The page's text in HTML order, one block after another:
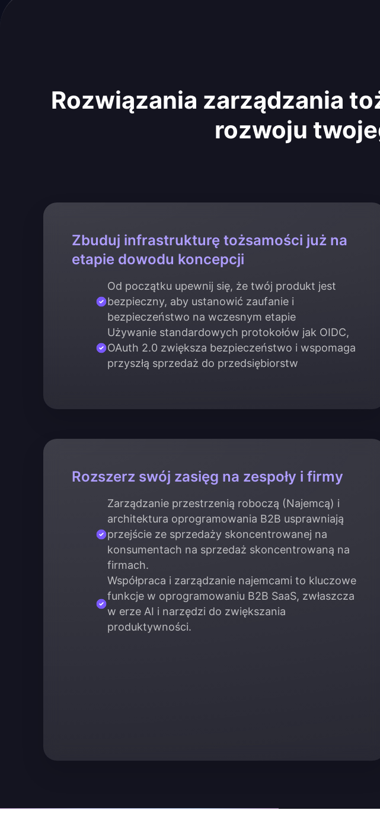
Rozwiązania zarządzania
rozwoju
Zbuduj infrastrukturę tożsamości już na
etapie dowodu koncepcji
Od początku upewnij się, że twój produkt jest
bezpieczny, aby ustanowić zaufanie i
bezpieczeństwo na wczesnym etapie
Używanie standardowych protokołów jak OIDC,
OAuth 2.0 zwiększa bezpieczeństwo i wspomaga
przyszłą sprzedaż do przedsiębiorstw
Rozszerz swój zasięg na zespoły i firmy
Zarządzanie przestrzenią roboczą (Najemcą) i
architektura oprogramowania B2B usprawniają
przejście ze sprzedaży skoncentrowanej na
konsumentach na sprzedaż skoncentrowaną na
firmach.
Współpraca i zarządzanie najemcami to kluczowe
funkcje w oprogramowaniu B2B SaaS, zwłaszcza
w erze AI i narzędzi do zwiększania
produktywności.